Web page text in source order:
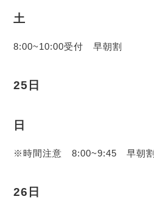
土
8:00~10:00受付 早朝割
25日
日
※時間注意 8:00~9:45 早朝割
26日